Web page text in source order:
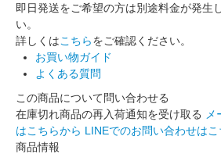
即日発送をご希望の方は別途料金が発生
い。
詳しくはこちらをご確認ください。
お買い物ガイド
よくある質問
この商品について問い合わせる
在庫切れ商品の再入荷通知を受け取る
はこちらから LINEでのお問い合わせはこ
商品情報